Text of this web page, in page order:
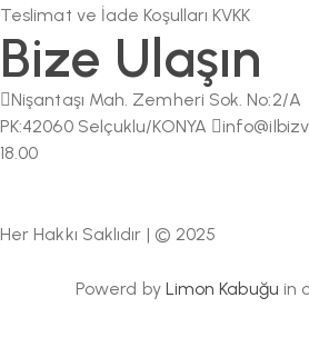
Teslimat ve İade Koşulları KVKK
Bize Ulaşın
Nişantaşı Mah. Zemheri Sok. No:2/A
PK:42060 Selçuklu/KONYA
18.00
Her Hakkı Saklıdır | © 2025
Powerd by Limon Kabuğu in